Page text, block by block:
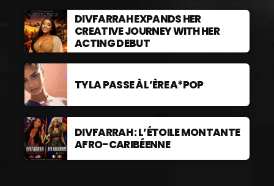
DIVFARRAH EXPANDS HER
CREATIVE JOURNEY WITH HER
ACTING DEBUT
TYLA PASSE À L’ÈRE A*POP
DIVFARRAH : L’ÉTOILE MONTANTE
AFRO-CARIBÉENNE